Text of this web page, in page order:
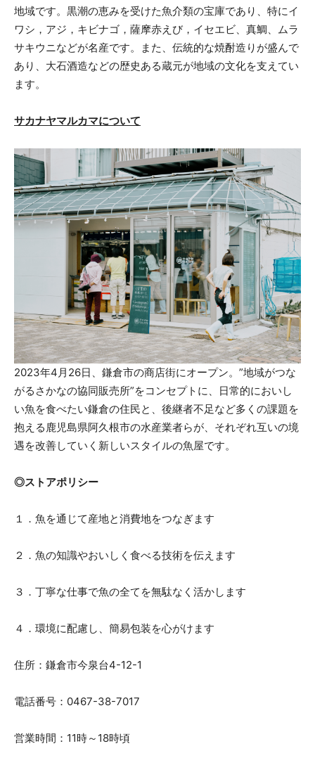
地域です。黒潮の恵みを受けた魚介類の宝庫であり、特にイ
ワシ，アジ，キビナゴ，薩摩赤えび，イセエビ、真鯛、ムラ
サキウニなどが名産です。また、伝統的な焼酎造りが盛んで
あり、大石酒造などの歴史ある蔵元が地域の文化を支えてい
ます。
サカナヤマルカマについて
2023年4月26日、鎌倉市の商店街にオープン。”地域がつな
がるさかなの協同販売所”をコンセプトに、日常的においし
い魚を食べたい鎌倉の住民と、後継者不足など多くの課題を
抱える鹿児島県阿久根市の水産業者らが、それぞれ互いの境
遇を改善していく新しいスタイルの魚屋です。
◎ストアポリシー
１．魚を通じて産地と消費地をつなぎます
２．魚の知識やおいしく食べる技術を伝えます
３．丁寧な仕事で魚の全てを無駄なく活かします
４．環境に配慮し、簡易包装を心がけます
住所：鎌倉市今泉台4-12-1
電話番号：0467-38-7017
営業時間：11時～18時頃